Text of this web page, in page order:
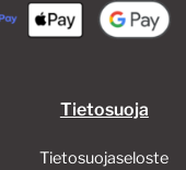
Tietosuoja
Tietosuojaseloste